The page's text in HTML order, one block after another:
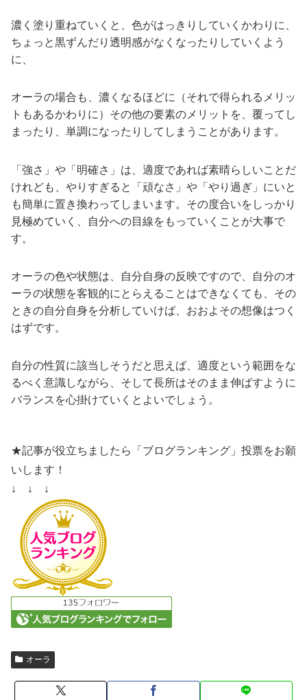
濃く塗り重ねていくと、色がはっきりしていくかわりに、
ちょっと黒ずんだり透明感がなくなったりしていくよう
に、
オーラの場合も、濃くなるほどに（それで得られるメリッ
トもあるかわりに）その他の要素のメリットを、覆ってし
まったり、単調になったりしてしまうことがあります。
「強さ」や「明確さ」は、適度であれば素晴らしいことだ
けれども、やりすぎると「頑なさ」や「やり過ぎ」にいと
も簡単に置き換わってしまいます。その度合いをしっかり
見極めていく、自分への目線をもっていくことが大事で
す。
オーラの色や状態は、自分自身の反映ですので、自分のオ
ーラの状態を客観的にとらえることはできなくても、その
ときの自分自身を分析していけば、おおよその想像はつく
はずです。
自分の性質に該当しそうだと思えば、適度という範囲をな
るべく意識しながら、そして長所はそのまま伸ばすように
バランスを心掛けていくとよいでしょう。
★記事が役立ちましたら「ブログランキング」投票をお願
いします！
↓ ↓ ↓
オーラ